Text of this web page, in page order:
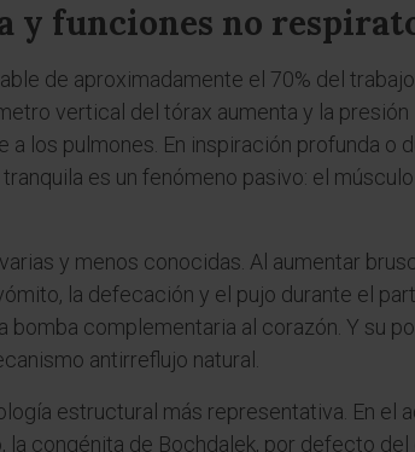
y funciones no
de aproximadamente el 70% del
vertical del tórax aumenta y la
a los pulmones. En inspiración profunda
es un fenómeno pasivo: el
y menos conocidas. Al aumentar
la defecación y el pujo durante el
bomba complementaria al corazón. Y su
antirreflujo natural.
estructural más representativa. En el
la congénita de Bochdalek, por defecto